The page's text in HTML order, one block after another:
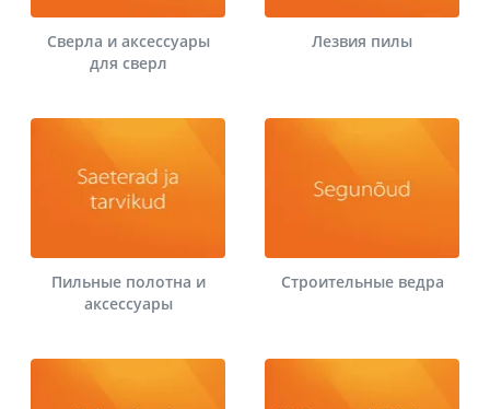
Сверла и аксессуары
для сверл
Лезвия пилы
Пильные полотна и
аксессуары
Строительные ведра